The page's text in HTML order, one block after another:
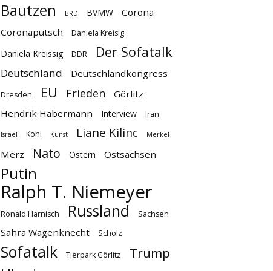
Bautzen BRD BVMW
Corona
Coronaputsch
Daniela Kreisig
Daniela Kreissig DDR Der Sofatalk
Deutschland Deutschlandkongress
Dresden EU Frieden
Görlitz
Hendrik Habermann
Interview Iran
Israel Kohl Kunst Liane Kilinc Merkel
Merz Nato Ostern Ostsachsen
Putin
Ralph T. Niemeyer
Ronald Harnisch Russland Sachsen
Sahra Wagenknecht Scholz
Sofatalk Tierpark Görlitz Trump